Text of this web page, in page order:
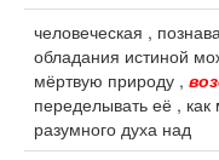
человеческая ,
обладания истиной
мёртвую природу ,
переделывать её , как
разумного духа над